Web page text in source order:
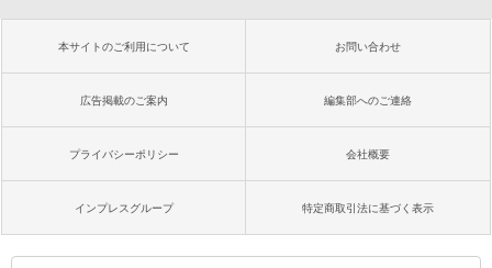
本サイトのご利用について お問い合わせ
広告掲載のご案内 編集部へのご連絡
プライバシーポリシー 会社概要
インプレスグループ 特定商取引法に基づく表示